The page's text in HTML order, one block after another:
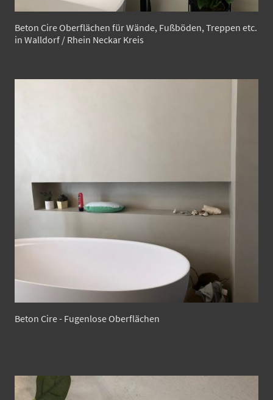
Beton Cire Oberflächen für Wände, Fußböden, Treppen etc.
in Walldorf / Rhein Neckar Kreis
Beton Cire - Fugenlose Oberflächen